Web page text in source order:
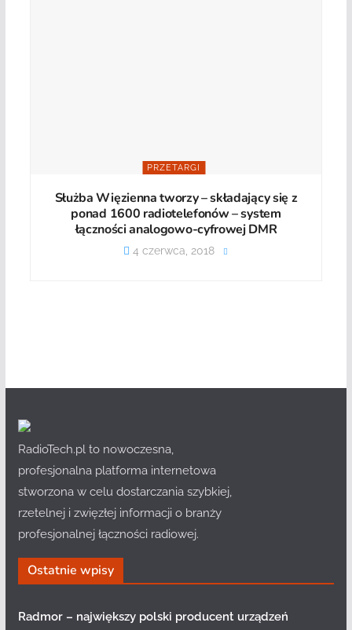
PRZETARGI
Służba Więzienna tworzy – składający się z
ponad 1600 radiotelefonów – system
łączności analogowo-cyfrowej DMR
4 czerwca, 2018
RadioTech.pl to nowoczesna,
profesjonalna platforma internetowa
stworzona w celu dostarczania szybkiej,
rzetelnej i zwięzłej informacji o branży
profesjonalnej łączności radiowej.
Ostatnie wpisy
Radmor – największy polski producent urządzeń